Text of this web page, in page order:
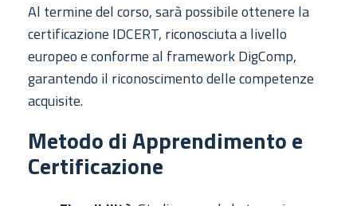
Al termine del corso, sarà possibile ottenere la
certificazione IDCERT, riconosciuta a livello
europeo e conforme al framework DigComp,
garantendo il riconoscimento delle competenze
acquisite.
Metodo di Apprendimento e
Certificazione